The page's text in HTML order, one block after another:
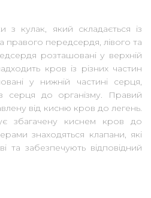
з кулак, який складається із
правого передсердя, лівого та
розташовані у верхній
кров із різних частин
у нижній частині серця,
серця до організму. Правий
від кисню кров до легень.
збагачену киснем кров до
знаходяться клапани, які
та забезпечують відповідний